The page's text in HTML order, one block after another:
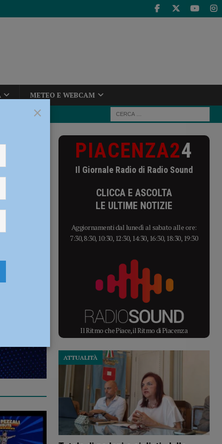
METEO E WEBCAM
Bit al Qubit:
e
al
Il 30
PIACENZA24
Il Giornale Radio di Radio Sound
CLICCA E ASCOLTA
LE ULTIME NOTIZIE
Aggiornamenti dal lunedì al sabato alle ore:
7:30, 8:30, 10:30, 12:30, 14:30, 16:30, 18:30, 19:30
Il Ritmo che Piace, il Ritmo di Piacenza
ATTUALITÀ
×